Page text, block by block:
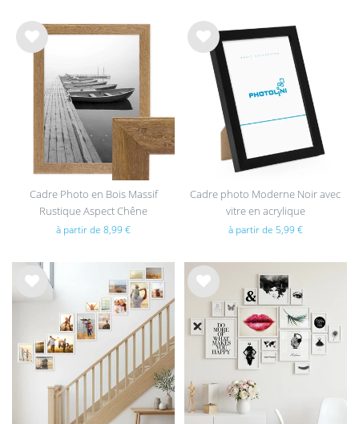
List
e de
sou
Cadre Photo en Bois Massif
Rustique Aspect Chêne
à partir de 8,99 €
List
e de
Cadre photo Moderne Noir avec
vitre en acrylique
à partir de 5,99 €
List
hait
s
List
sou
hait